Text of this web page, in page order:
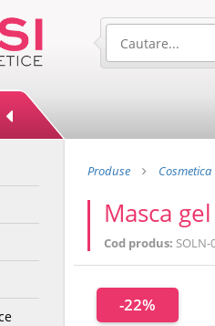
Produse Cosmetica
Masca
Cod produs: SOLN-
-22%